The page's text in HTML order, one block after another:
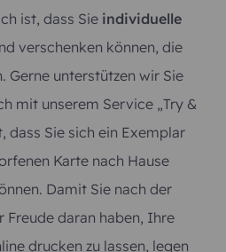
ist, dass Sie individuelle
verschenken können, die
Gerne unterstützen wir Sie
mit unserem Service „Try &
dass Sie sich ein Exemplar
Karte nach Hause
Damit Sie nach der
Freude daran haben, Ihre
drucken zu lassen, legen